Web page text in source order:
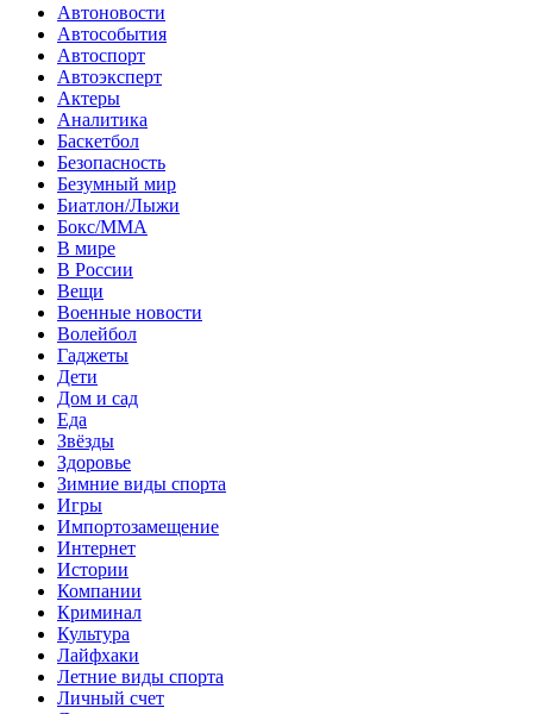
Автоновости
Автособытия
Автоспорт
Автоэксперт
Актеры
Аналитика
Баскетбол
Безопасность
Безумный мир
Биатлон/Лыжи
Бокс/MMA
В мире
В России
Вещи
Военные новости
Волейбол
Гаджеты
Дети
Дом и сад
Еда
Звёзды
Здоровье
Зимние виды спорта
Игры
Импортозамещение
Интернет
Истории
Компании
Криминал
Культура
Лайфхаки
Летние виды спорта
Личный счет